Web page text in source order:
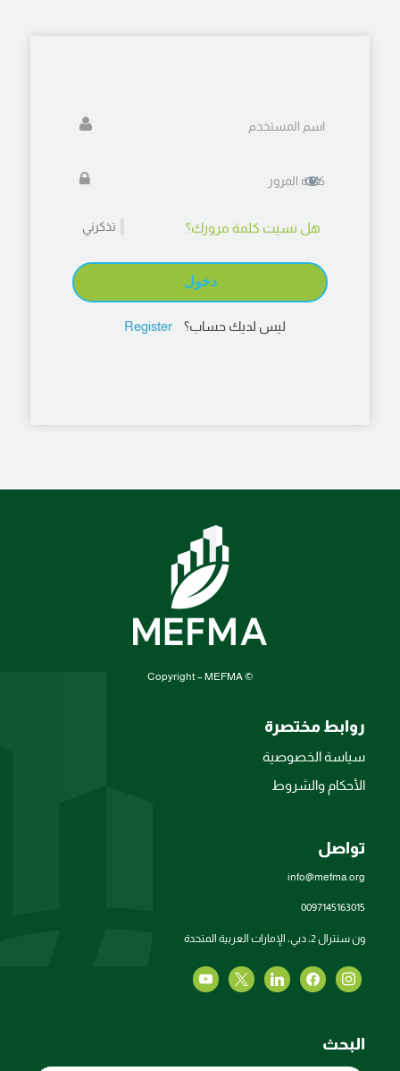
تذكرني هل نسيت كلمة مرورك؟
ليس لديك حساب؟ Register
© Copyright – MEFMA
روابط مختصرة
سياسة الخصوصية
الأحكام والشروط
تواصل
info@mefma.org
0097145163015
ون سنترال 2، دبي، الإمارات العربية المتحدة
البحث